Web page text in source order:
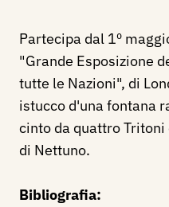
Partecipa dal 1º
"Grande Esposizione
tutte le Nazioni", di
istucco d'una fontana
cinto da quattro
di Nettuno.
Bibliografia: